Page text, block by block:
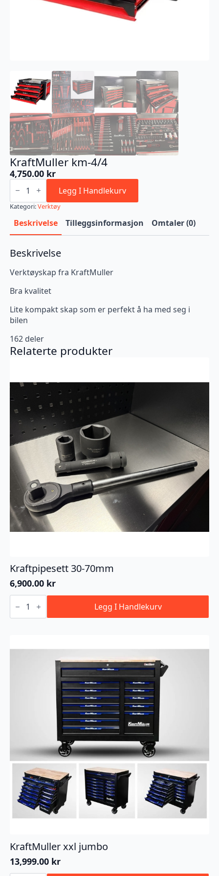
KraftMuller km-4/4
4,750.00 kr
KraftMuller
km-
antall
Legg I Handlekurv
Kategori:Verktøy
Beskrivelse Tilleggsinformasjon Omtaler (0)
Beskrivelse
Verktøyskap fra KraftMuller
Bra kvalitet
Lite kompakt skap som er perfekt å ha med seg i
bilen
162 deler
Relaterte produkter
Kraftpipesett 30-70mm
6,900.00 kr
Kraftpipesett
30-
antall
Legg I Handlekurv
KraftMuller xxl jumbo
13,999.00 kr